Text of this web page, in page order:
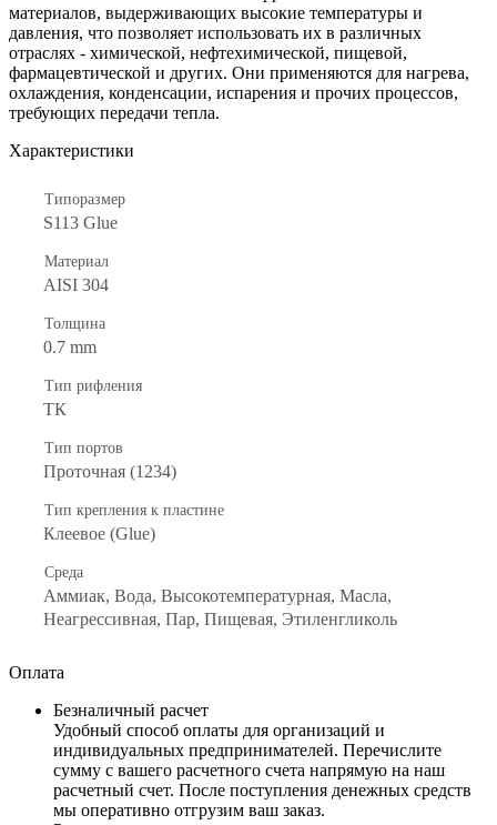
материалов, выдерживающих высокие температуры и
давления, что позволяет использовать их в различных
отраслях - химической, нефтехимической, пищевой,
фармацевтической и других. Они применяются для нагрева,
охлаждения, конденсации, испарения и прочих процессов,
требующих передачи тепла.
Характеристики
Типоразмер
S113 Glue
Материал
AISI 304
Толщина
0.7 mm
Тип рифления
ТК
Тип портов
Проточная (1234)
Тип крепления к пластине
Клеевое (Glue)
Среда
Аммиак, Вода, Высокотемпературная, Масла,
Неагрессивная, Пар, Пищевая, Этиленгликоль
Оплата
Безналичный расчет
Удобный способ оплаты для организаций и
индивидуальных предпринимателей. Перечислите
сумму с вашего расчетного счета напрямую на наш
расчетный счет. После поступления денежных средств
мы оперативно отгрузим ваш заказ.